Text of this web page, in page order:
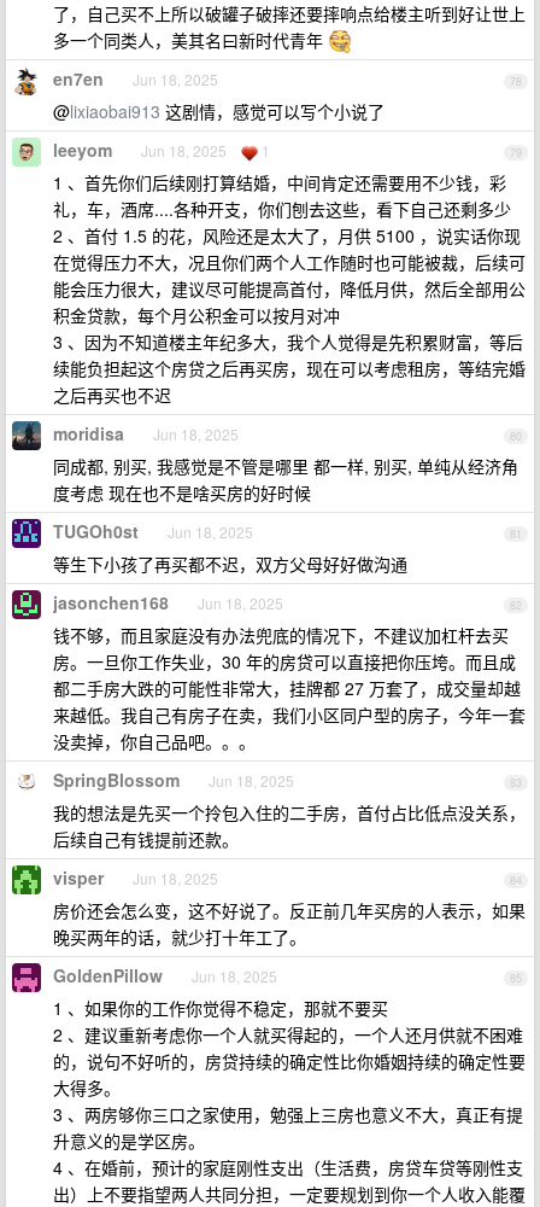
了，自己买不上所以破罐子破摔还要摔响点给楼主听到好让世上
多一个同类人，美其名曰新时代青年
78
en7en Jun 18, 2025
@lixiaobai913 这剧情，感觉可以写个小说了
79
leeyom Jun 18, 2025 1
1 、首先你们后续刚打算结婚，中间肯定还需要用不少钱，彩
礼，车，酒席....各种开支，你们刨去这些，看下自己还剩多少
2 、首付 1.5 的花，风险还是太大了，月供 5100 ，说实话你现
在觉得压力不大，况且你们两个人工作随时也可能被裁，后续可
能会压力很大，建议尽可能提高首付，降低月供，然后全部用公
积金贷款，每个月公积金可以按月对冲
3 、因为不知道楼主年纪多大，我个人觉得是先积累财富，等后
续能负担起这个房贷之后再买房，现在可以考虑租房，等结完婚
之后再买也不迟
80
moridisa Jun 18, 2025
同成都, 别买, 我感觉是不管是哪里 都一样, 别买, 单纯从经济角
度考虑 现在也不是啥买房的好时候
81
TUGOh0st Jun 18, 2025
等生下小孩了再买都不迟，双方父母好好做沟通
82
jasonchen168 Jun 18, 2025
钱不够，而且家庭没有办法兜底的情况下，不建议加杠杆去买
房。一旦你工作失业，30 年的房贷可以直接把你压垮。而且成
都二手房大跌的可能性非常大，挂牌都 27 万套了，成交量却越
来越低。我自己有房子在卖，我们小区同户型的房子，今年一套
没卖掉，你自己品吧。。。
83
SpringBlossom Jun 18, 2025
我的想法是先买一个拎包入住的二手房，首付占比低点没关系，
后续自己有钱提前还款。
84
visper Jun 18, 2025
房价还会怎么变，这不好说了。反正前几年买房的人表示，如果
晚买两年的话，就少打十年工了。
85
GoldenPillow Jun 18, 2025
1 、如果你的工作你觉得不稳定，那就不要买
2 、建议重新考虑你一个人就买得起的，一个人还月供就不困难
的，说句不好听的，房贷持续的确定性比你婚姻持续的确定性要
大得多。
3 、两房够你三口之家使用，勉强上三房也意义不大，真正有提
升意义的是学区房。
4 、在婚前，预计的家庭刚性支出（生活费，房贷车贷等刚性支
出）上不要指望两人共同分担，一定要规划到你一个人收入能覆